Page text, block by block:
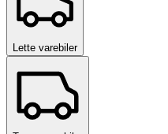
Lette varebiler